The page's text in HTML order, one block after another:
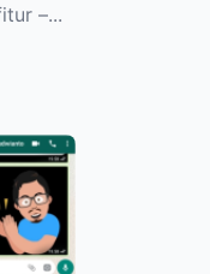
–...